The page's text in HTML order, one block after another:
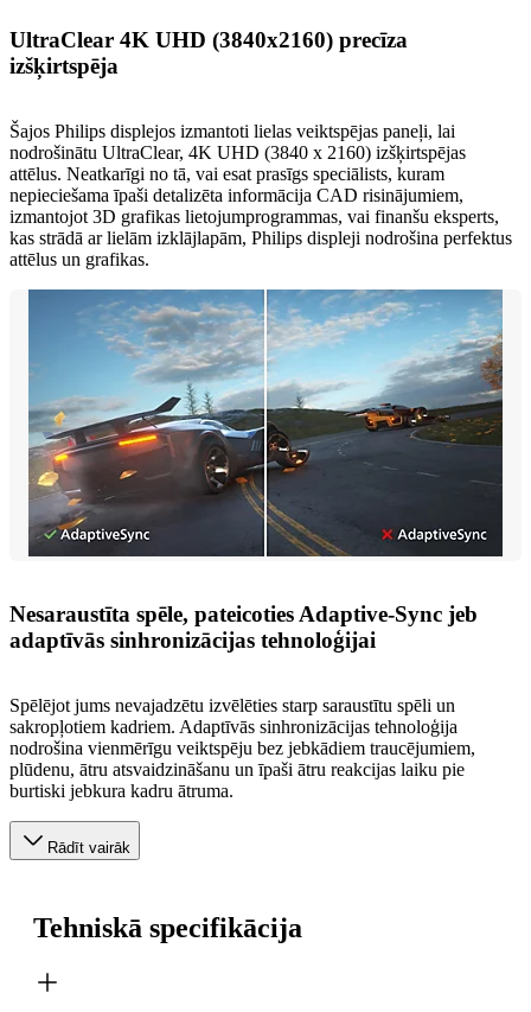
UltraClear 4K UHD (3840x2160) precīza
izšķirtspēja
Šajos Philips displejos izmantoti lielas veiktspējas paneļi, lai
nodrošinātu UltraClear, 4K UHD (3840 x 2160) izšķirtspējas
attēlus. Neatkarīgi no tā, vai esat prasīgs speciālists, kuram
nepieciešama īpaši detalizēta informācija CAD risinājumiem,
izmantojot 3D grafikas lietojumprogrammas, vai finanšu eksperts,
kas strādā ar lielām izklājlapām, Philips displeji nodrošina perfektus
attēlus un grafikas.
Nesaraustīta spēle, pateicoties Adaptive-Sync jeb
adaptīvās sinhronizācijas tehnoloģijai
Spēlējot jums nevajadzētu izvēlēties starp saraustītu spēli un
sakropļotiem kadriem. Adaptīvās sinhronizācijas tehnoloģija
nodrošina vienmērīgu veiktspēju bez jebkādiem traucējumiem,
plūdenu, ātru atsvaidzināšanu un īpaši ātru reakcijas laiku pie
burtiski jebkura kadru ātruma.
Rādīt vairāk
Tehniskā specifikācija